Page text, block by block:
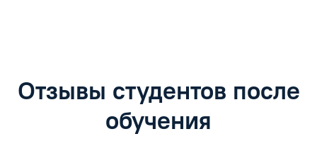
Отзывы студентов после
обучения